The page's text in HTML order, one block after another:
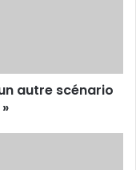
autre scénario